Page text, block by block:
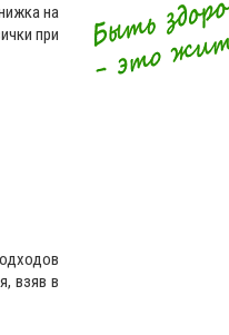
на
при
взяв в